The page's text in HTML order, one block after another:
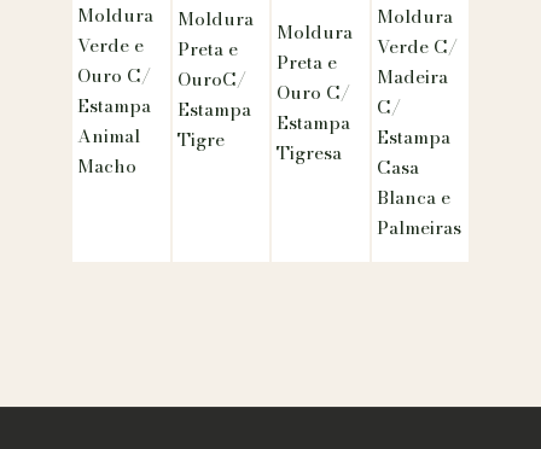
Moldura
Verde e
Ouro C/
Estampa
Animal
Macho
Moldura
Preta e
OuroC/
Estampa
Tigre
Moldura
Preta e
Ouro C/
Estampa
Tigresa
Moldura
Verde C/
Madeira
C/
Estampa
Casa
Blanca e
Palmeiras